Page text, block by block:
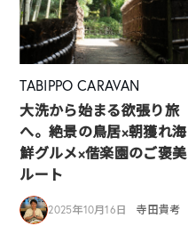
TABIPPO CARAVAN
大洗から始まる欲張り旅
へ。絶景の鳥居×朝獲れ海
鮮グルメ×偕楽園のご褒美
ルート
2025年10月16日 寺田貴考